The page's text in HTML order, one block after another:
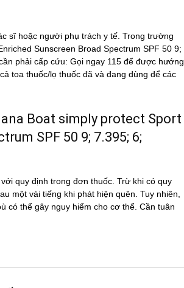
sĩ hoặc người phụ trách y tế. Trong trường
Sunscreen Broad Spectrum SPF 50 9;
phải cấp cứu: Gọi ngay 115 để được hướng
toa thuốc/lọ thuốc đã và đang dùng để các
Boat simply protect Sport
SPF 50 9; 7.395; 6;
quy định trong đơn thuốc. Trừ khi có quy
một vài tiếng khi phát hiện quên. Tuy nhiên,
có thể gây nguy hiểm cho cơ thể. Cần tuân